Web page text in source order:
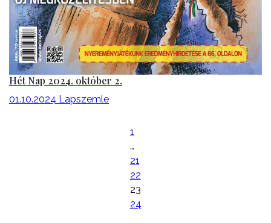
Hét Nap 2024. október 2.
01.10.2024 Lapszemle
1
…
21
22
23
24